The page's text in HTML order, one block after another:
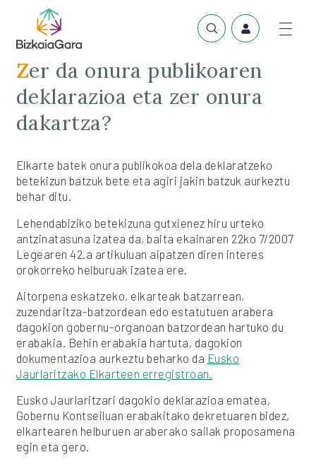
Zer da onura publikoaren
deklarazioa eta zer onura
dakartza?
Elkarte batek onura publikokoa dela deklaratzeko
betekizun batzuk bete eta agiri jakin batzuk aurkeztu
behar ditu.
Lehendabiziko betekizuna gutxienez hiru urteko
antzinatasuna izatea da, baita ekainaren 22ko 7/2007
Legearen 42.a artikuluan aipatzen diren interes
orokorreko helburuak izatea ere.
Aitorpena eskatzeko, elkarteak batzarrean,
zuzendaritza-batzordean edo estatutuen arabera
dagokion gobernu-organoan batzordean hartuko du
erabakia. Behin erabakia hartuta, dagokion
dokumentazioa aurkeztu beharko da Eusko
Jaurlaritzako Elkarteen erregistroan.
Eusko Jaurlaritzari dagokio deklarazioa ematea,
Gobernu Kontseiluan erabakitako dekretuaren bidez,
elkartearen helburuen araberako sailak proposamena
egin eta gero.